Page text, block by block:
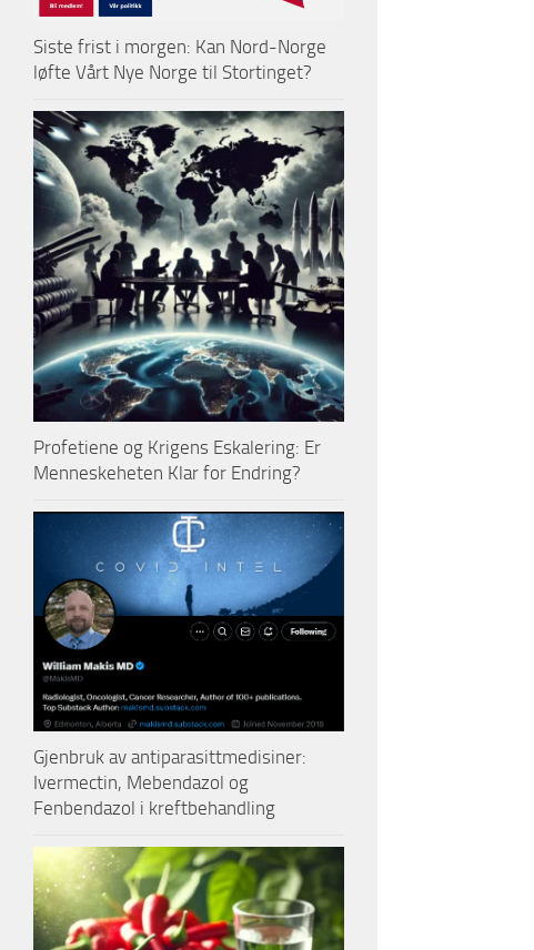
Siste frist i morgen: Kan Nord-Norge
løfte Vårt Nye Norge til Stortinget?
Profetiene og Krigens Eskalering: Er
Menneskeheten Klar for Endring?
Gjenbruk av antiparasittmedisiner:
Ivermectin, Mebendazol og
Fenbendazol i kreftbehandling